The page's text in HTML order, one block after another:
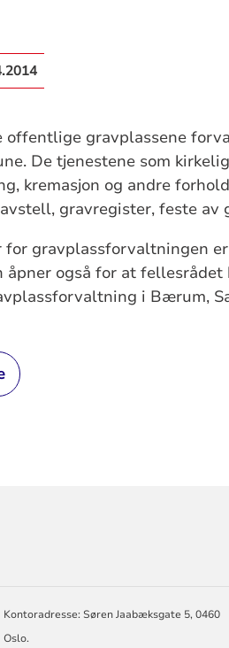
offentlige gravplassene
De tjenestene som
kremasjon og andre
gravregister, feste av
for gravplassforvaltningen
åpner også for at
i Bærum,
Kontoradresse: Søren Jaabæksgate 5, 0460
Oslo.